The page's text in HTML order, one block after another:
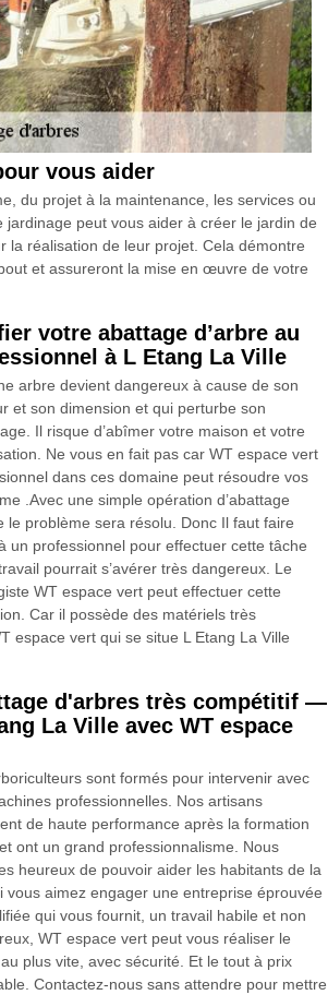
vous aider
du projet à la maintenance, les services ou
peut vous aider à créer le jardin de
la réalisation de leur projet. Cela démontre
et assureront la mise en œuvre de votre
votre abattage d’arbre au
à L Etang La Ville
arbre devient dangereux à cause de son
et son dimension et qui perturbe son
Il risque d’abîmer votre maison et votre
Ne vous en fait pas car WT espace vert
dans ces domaine peut résoudre vos
.Avec une simple opération d’abattage
le problème sera résolu. Donc Il faut faire
un professionnel pour effectuer cette tâche
pourrait s’avérer très dangereux. Le
WT espace vert peut effectuer cette
Car il possède des matériels très
espace vert qui se situe L Etang La Ville
d'arbres très compétitif —
La Ville avec WT espace
sont formés pour intervenir avec
professionnelles. Nos artisans
de haute performance après la formation
ont un grand professionnalisme. Nous
heureux de pouvoir aider les habitants de la
vous aimez engager une entreprise éprouvée
qui vous fournit, un travail habile et non
WT espace vert peut vous réaliser le
plus vite, avec sécurité. Et le tout à prix
Contactez-nous sans attendre pour mettre